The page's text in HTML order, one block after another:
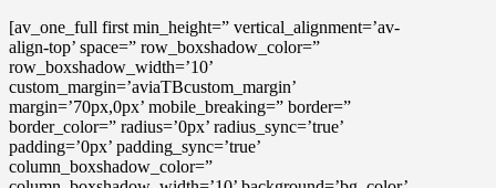
[av_one_full first min_height=” vertical_alignment=’av-
align-top’ space=” row_boxshadow_color=”
row_boxshadow_width=’10’
custom_margin=’aviaTBcustom_margin’
margin=’70px,0px’ mobile_breaking=” border=”
border_color=” radius=’0px’ radius_sync=’true’
padding=’0px’ padding_sync=’true’
column_boxshadow_color=”